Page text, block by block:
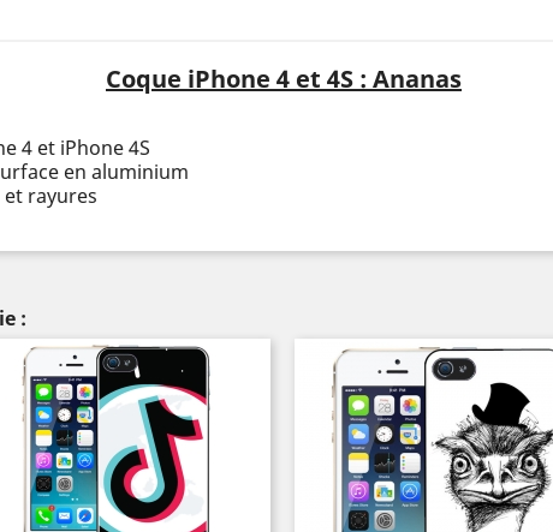
Coque iPhone 4 et 4S : Ananas
4 et iPhone 4S
en aluminium
rayures
: